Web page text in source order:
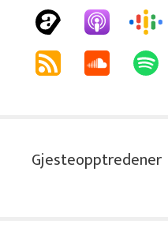
Gjesteopptredener